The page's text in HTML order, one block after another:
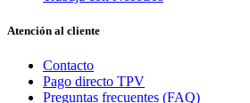
Atención al cliente
Contacto
Pago directo TPV
Preguntas frecuentes (FAQ)